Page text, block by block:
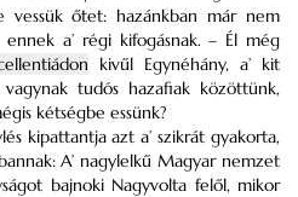
vessük őtet: hazánkban már nem
a’ régi kifogásnak. – Él még
kivűl Egynéhány, a’ kit
tudós hazafiak közöttünk,
kétségbe essünk?
kipattantja azt a’ szikrát gyakorta,
A’ nagylelkű Magyar nemzet
bajnoki Nagyvolta felől, mikor